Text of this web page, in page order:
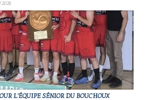
L'ÉQUIPE SÉNIOR DU BOUCHOUX